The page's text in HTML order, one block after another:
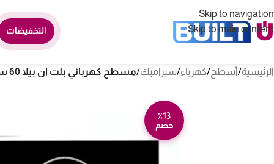
Skip to navigation
Skip to main content
التخفيضات
الرئيسية/أسطح/كهرباء/سيراميك/مسطح كهربائي بلت ان بيلا 60 سم – 4 عيون – ايطاليB60VR4K
٪13
خصم